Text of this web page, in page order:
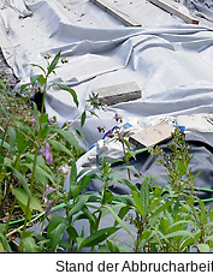
Stand der